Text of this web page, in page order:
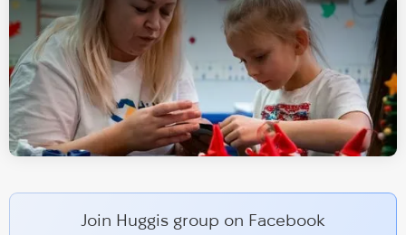
Join Huggis group on Facebook